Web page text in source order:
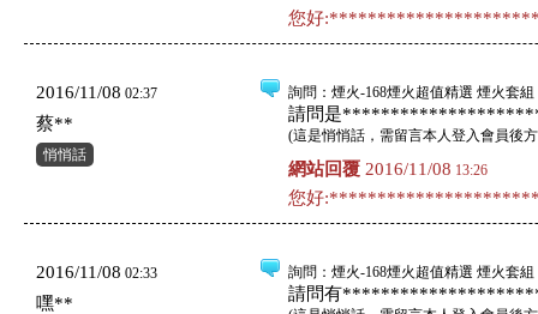
您好
2016/11/08 02:37
蔡**
悄悄話
詢問 ：煙火-168煙火超值精選 煙火套
請問是
(這是悄悄話，需留言本人登入會員後
網站回覆 2016/11/08 13:26
您好
2016/11/08 02:33
嘿**
詢問 ：煙火-168煙火超值精選 煙火套
請問有